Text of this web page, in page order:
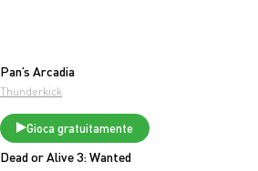
Pan’s Arcadia
Thunderkick
Gioca gratuitamente
Dead or Alive 3: Wanted